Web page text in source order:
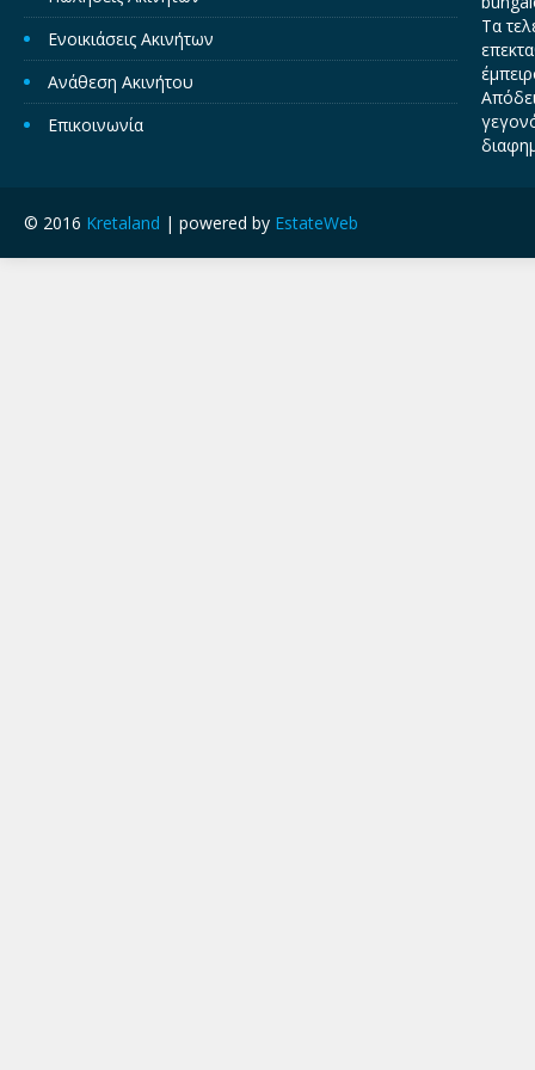
Ενοικιάσεις Ακινήτων
Ανάθεση Ακινήτου
Επικοινωνία
Τα
© 2016 Kretaland | powered by EstateWeb